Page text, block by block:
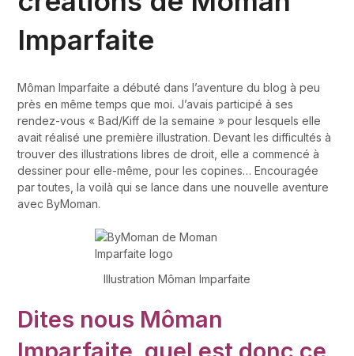
Imparfaite
Môman Imparfaite a débuté dans l’aventure du blog à peu
près en même temps que moi. J’avais participé à ses
rendez-vous « Bad/Kiff de la semaine » pour lesquels elle
avait réalisé une première illustration. Devant les difficultés à
trouver des illustrations libres de droit, elle a commencé à
dessiner pour elle-même, pour les copines… Encouragée
par toutes, la voilà qui se lance dans une nouvelle aventure
avec ByMoman.
Illustration Môman Imparfaite
Dites nous Môman